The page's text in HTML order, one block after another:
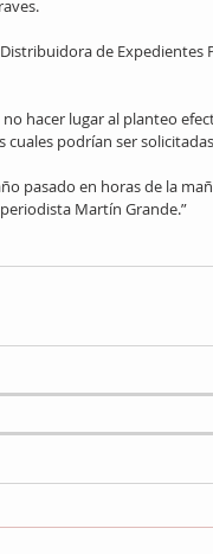
de Expedientes
hacer lugar al planteo
cuales podrían ser
pasado en horas de la
Martín Grande.”